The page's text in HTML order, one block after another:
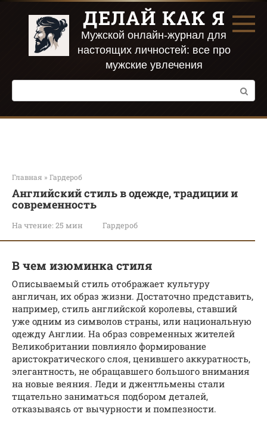
Перейти
контенту
ДЕЛАЙ КАК Я
Мужской онлайн-журнал для
настоящих личностей: все про
мужские увлечения
Поиск:
Главная » Гардероб
Английский стиль в одежде, традиции и
современность
На чтение: 25 мин Гардероб
В чем изюминка стиля
Описываемый стиль отображает культуру
англичан, их образ жизни. Достаточно представить,
например, стиль английской королевы, ставший
уже одним из символов страны, или национальную
одежду Англии. На образ современных жителей
Великобритании повлияло формирование
аристократического слоя, ценившего аккуратность,
элегантность, не обращавшего большого внимания
на новые веяния. Леди и джентльмены стали
тщательно заниматься подбором деталей,
отказываясь от вычурности и помпезности.